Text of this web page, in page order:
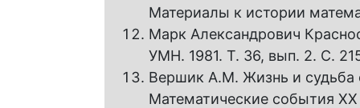
Материалы к истории
Марк Александрович
УМН. 1981. Т. 36, вып. 2. С.
Вершик А.М. Жизнь и судьба
Математические события